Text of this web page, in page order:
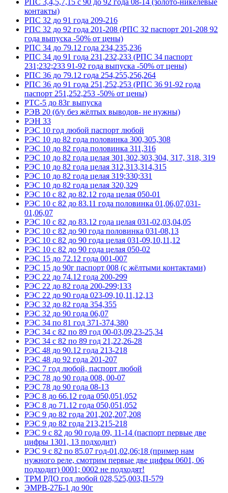
РПС 3,4,5,7,15 с 90 до 92 года 08-14 (золото-никелевые
контакты)
РПС 32 до 91 года 209-216
РПС 32 до 92 года 201-208 (РПС 32 паспорт 201-208 92
года выпуска -50% от цены)
РПС 34 до 79.12 года 234,235,236
РПС 34 до 91 года 231,232,233 (РПС 34 паспорт
231;232;233 91-92 года выпуска -50% от цены)
РПС 36 до 79.12 года 254,255,256,264
РПС 36 до 91 года 251,252,253 (РПС 36 91-92 года
паспорт 251,252,253 -50% от цены)
РТС-5 до 83г выпуска
РЭВ 20 (б/у без жёлтых выводов- не нужны)
РЭН 33
РЭС 10 год любой паспорт любой
РЭС 10 до 82 года половинка 300,305,308
РЭС 10 до 82 года половинка 311,316
РЭС 10 до 82 года целая 301,302,303,304, 317, 318, 319
РЭС 10 до 82 года целая 312,313,314,315
РЭС 10 до 82 года целая 319;330;331
РЭС 10 до 82 года целая 320,329
РЭС 10 с 82 до 82.12 года целая 050-01
РЭС 10 с 82 до 83.11 года половинка 01,06,07,031-
01,06,07
РЭС 10 с 82 до 83.12 года целая 031-02,03,04,05
РЭС 10 с 82 до 90 года половинка 031-08,13
РЭС 10 с 82 до 90 года целая 031-09,10,11,12
РЭС 10 с 82 до 90 года целая 050-02
РЭС 15 до 72.12 года 001-007
РЭС 15 до 90г паспорт 008 (с жёлтыми контактами)
РЭС 22 до 74.12 года 200-299
РЭС 22 до 82 года 200-299;133
РЭС 22 до 90 года 023-09,10,11,12,13
РЭС 32 до 82 года 354,355
РЭС 32 до 90 года 06,07
РЭС 34 по 81 год 371-374,380
РЭС 34 с 82 по 89 год 00-03,09,23-25,34
РЭС 34 с 82 по 89 год 21,22,26-28
РЭС 48 до 90.12 года 213-218
РЭС 48 до 92 года 201-207
РЭС 7 год любой, паспорт любой
РЭС 78 до 90 года 008, 00-07
РЭС 78 до 90 года 08-13
РЭС 8 до 66.12 года 050,051,052
РЭС 8 до 71.12 года 050,051,052
РЭС 9 до 82 года 201,202,207,208
РЭС 9 до 82 года 213,215-218
РЭС 9 с 82 до 90 года 09, 11-14 (паспорт первые две
цифры 1301, 13 подходит)
РЭС 9 с 82 по 85.07 год-01,02,06;18 (пример нам
нужного реле, смотрим первые две цифры 0601, 06
подходит) 0001; 0002 не подходят!
ТРМ РДО год любой 028,525,003,П-579
ЭМРВ-27Б-1 до 90г